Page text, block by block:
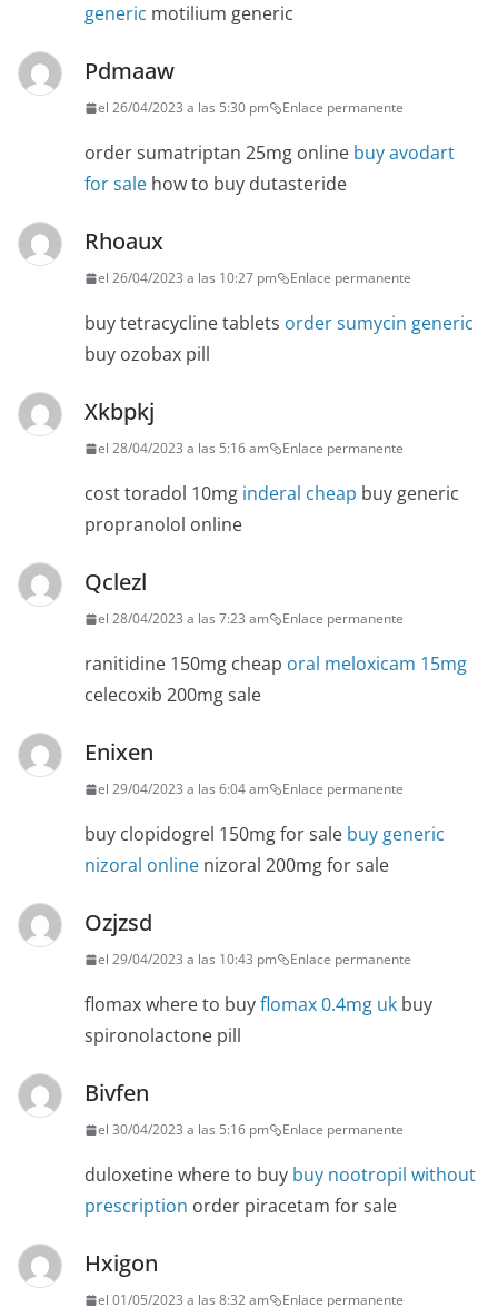
generic motilium generic
Pdmaaw
el 26/04/2023 a las 5:30 pm Enlace permanente
order sumatriptan 25mg online buy avodart
for sale how to buy dutasteride
Rhoaux
el 26/04/2023 a las 10:27 pm Enlace permanente
buy tetracycline tablets order sumycin generic
buy ozobax pill
Xkbpkj
el 28/04/2023 a las 5:16 am Enlace permanente
cost toradol 10mg inderal cheap buy generic
propranolol online
Qclezl
el 28/04/2023 a las 7:23 am Enlace permanente
ranitidine 150mg cheap oral meloxicam 15mg
celecoxib 200mg sale
Enixen
el 29/04/2023 a las 6:04 am Enlace permanente
buy clopidogrel 150mg for sale buy generic
nizoral online nizoral 200mg for sale
Ozjzsd
el 29/04/2023 a las 10:43 pm Enlace permanente
flomax where to buyflomax 0.4mg uk buy
spironolactone pill
Bivfen
el 30/04/2023 a las 5:16 pm Enlace permanente
duloxetine where to buy buy nootropil without
prescription order piracetam for sale
Hxigon
el 01/05/2023 a las 8:32 am Enlace permanente